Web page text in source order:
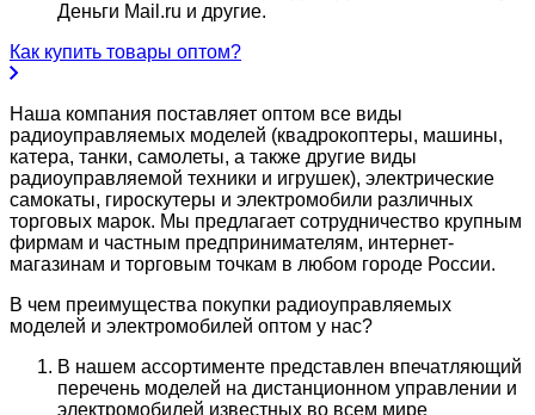
Деньги Mail.ru и другие.
Как купить товары оптом?
Наша компания поставляет оптом все виды
радиоуправляемых моделей (квадрокоптеры, машины,
катера, танки, самолеты, а также другие виды
радиоуправляемой техники и игрушек), электрические
самокаты, гироскутеры и электромобили различных
торговых марок. Мы предлагает сотрудничество крупным
фирмам и частным предпринимателям, интернет-
магазинам и торговым точкам в любом городе России.
В чем преимущества покупки радиоуправляемых
моделей и электромобилей оптом у нас?
В нашем ассортименте представлен впечатляющий
перечень моделей на дистанционном управлении и
электромобилей известных во всем мире